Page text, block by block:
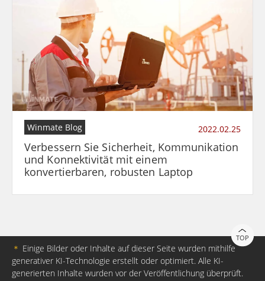
Winmate Blog 2022.02.25
Verbessern Sie Sicherheit, Kommunikation
und Konnektivität mit einem
konvertierbaren, robusten Laptop
TOP
＊ Einige Bilder oder Inhalte auf dieser Seite wurden mithilfe
generativer KI-Technologie erstellt oder optimiert. Alle KI-
generierten Inhalte wurden vor der Veröffentlichung überprüft.